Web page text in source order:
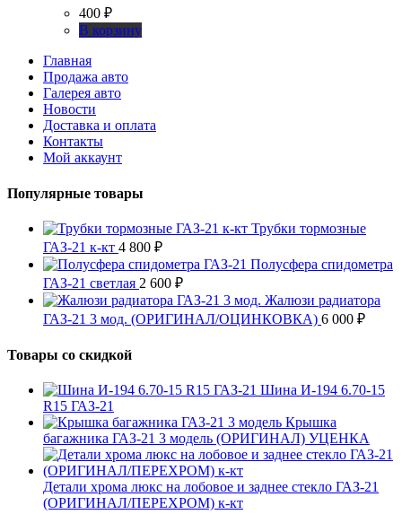
400 ₽
В корзину
Главная
Продажа авто
Галерея авто
Новости
Доставка и оплата
Контакты
Мой аккаунт
Популярные товары
Трубки тормозные
ГАЗ-21 к-кт 4 800 ₽
Полусфера спидометра
ГАЗ-21 светлая 2 600 ₽
Жалюзи радиатора
ГАЗ-21 3 мод. (ОРИГИНАЛ/ОЦИНКОВКА) 6 000 ₽
Товары со скидкой
Шина И-194 6.70-15
R15 ГАЗ-21
Крышка
багажника ГАЗ-21 3 модель (ОРИГИНАЛ) УЦЕНКА
Детали хрома люкс на лобовое и заднее стекло ГАЗ-21
(ОРИГИНАЛ/ПЕРЕХРОМ) к-кт